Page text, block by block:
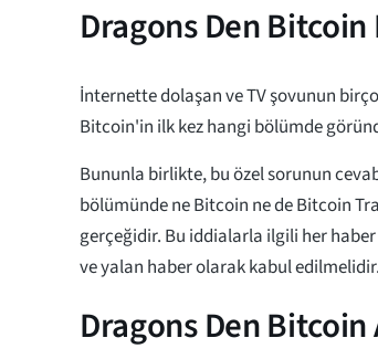
Dragons Den
İnternette dolaşan ve TV şovunun
Bitcoin'in ilk kez hangi bölümde
Bununla birlikte, bu özel sorunun
bölümünde ne Bitcoin ne de Bitcoin
gerçeğidir. Bu iddialarla ilgili her haber
ve yalan haber olarak kabul edilmelidir.
Dragons Den Bitcoin